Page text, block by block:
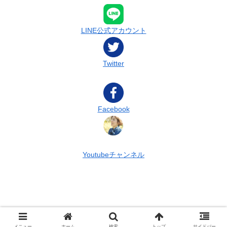
LINE公式アカウント
Twitter
Facebook
Youtubeチャンネル
© 2022 ターラの占星術 & タロット.